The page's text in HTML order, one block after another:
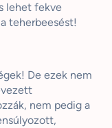
lehet fekve
teherbeesést!
De ezek nem
nem pedig a